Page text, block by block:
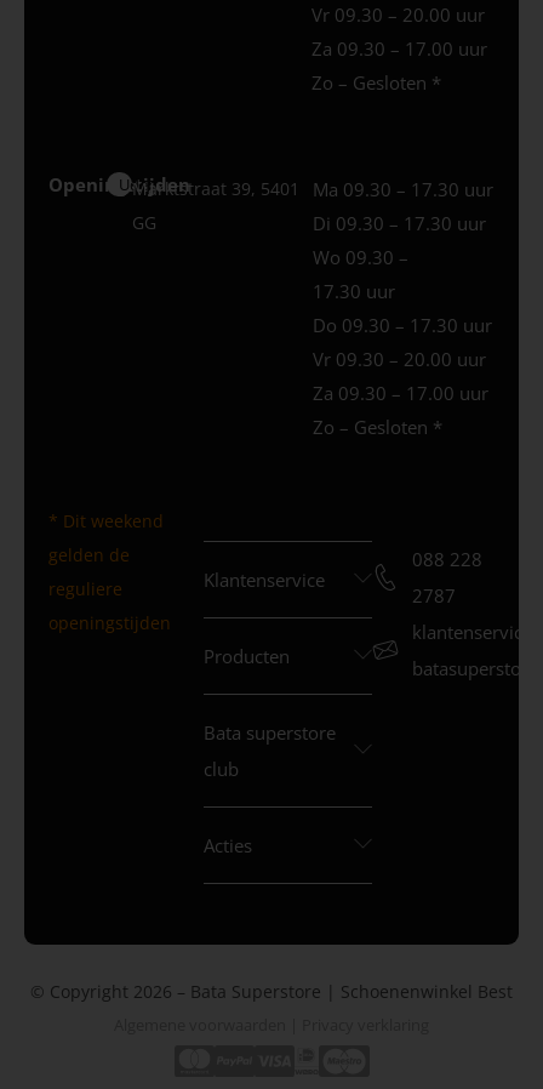
Vr 09.30 – 20.00 uur
Za 09.30 – 17.00 uur
Zo – Gesloten *
Openingstijden
Uden
Marktstraat 39, 5401
GG
Ma 09.30 – 17.30 uur
Di 09.30 – 17.30 uur
Wo 09.30 –
17.30 uur
Do 09.30 – 17.30 uur
Vr 09.30 – 20.00 uur
Za 09.30 – 17.00 uur
Zo – Gesloten *
* Dit weekend
gelden de
reguliere
openingstijden
Klantenservice
Producten
Bata superstore
club
Acties
088 228
2787
© Copyright 2026 – Bata Superstore | Schoenenwinkel Best